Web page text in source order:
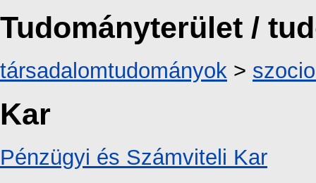
Tudományterület /
társadalomtudományok >
Kar
Pénzügyi és Számviteli Kar